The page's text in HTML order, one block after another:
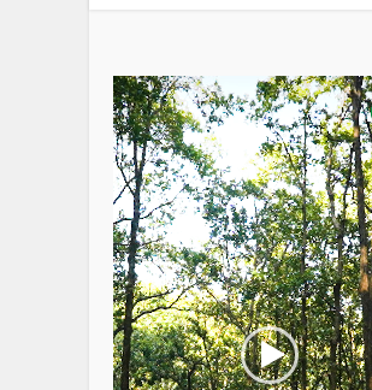
Player